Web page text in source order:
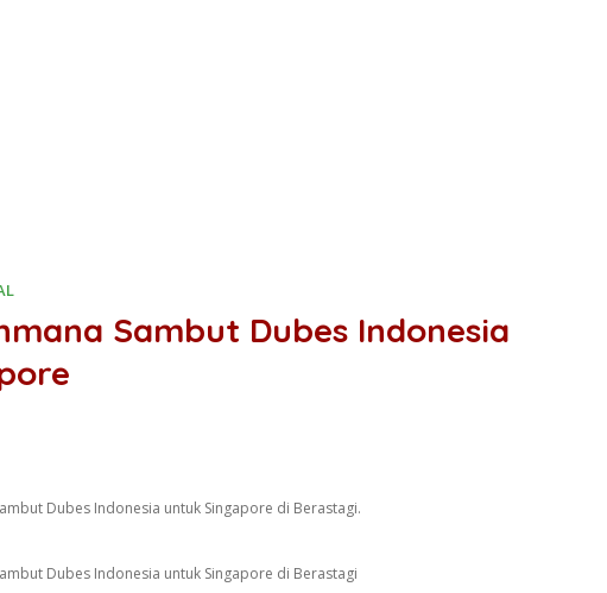
Sambut Dubes Indonesia
Dubes Indonesia untuk Singapore di Berastagi.
Dubes Indonesia untuk Singapore di Berastagi